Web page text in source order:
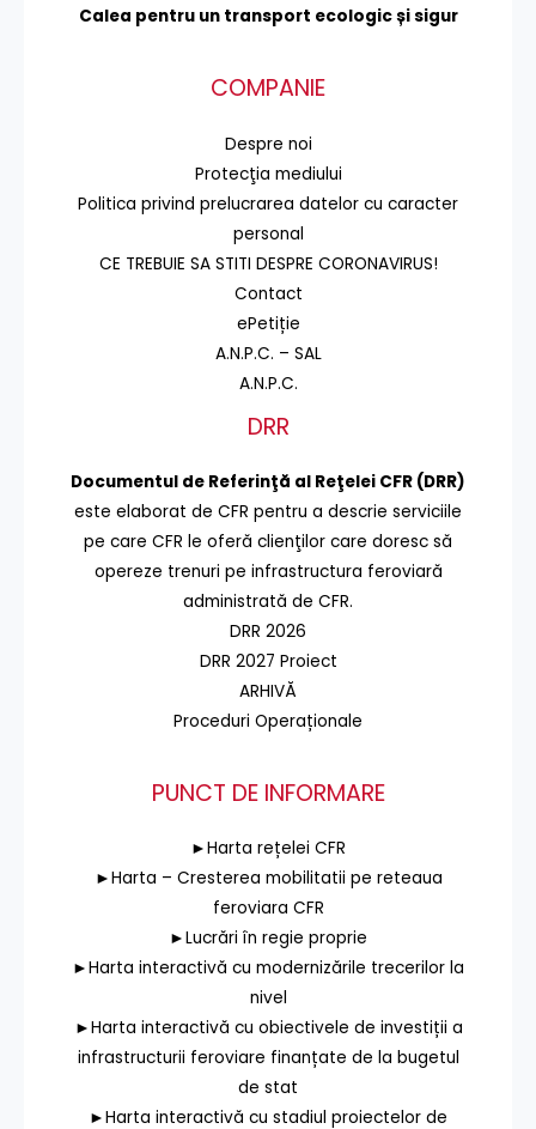
Calea pentru un transport ecologic și sigur
COMPANIE
Despre noi
Protecţia mediului
Politica privind prelucrarea datelor cu caracter
personal
CE TREBUIE SA STITI DESPRE CORONAVIRUS!
Contact
ePetiție
A.N.P.C. – SAL
A.N.P.C.
DRR
Documentul de Referinţă al Reţelei CFR (DRR)
este elaborat de CFR pentru a descrie serviciile
pe care CFR le oferă clienţilor care doresc să
opereze trenuri pe infrastructura feroviară
administrată de CFR.
DRR 2026
DRR 2027 Proiect
ARHIVĂ
Proceduri Operaționale
PUNCT DE INFORMARE
►Harta rețelei CFR
►Harta – Cresterea mobilitatii pe reteaua
feroviara CFR
►Lucrări în regie proprie
►Harta interactivă cu modernizările trecerilor la
nivel
►Harta interactivă cu obiectivele de investiții a
infrastructurii feroviare finanțate de la bugetul
de stat
►Harta interactivă cu stadiul proiectelor de